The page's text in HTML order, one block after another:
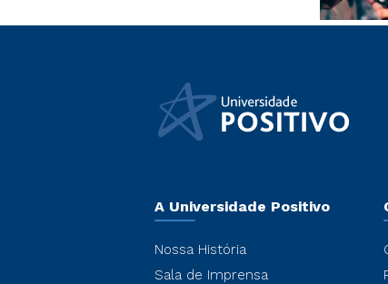
A Universidade Positivo
Nossa História
Sala de Imprensa